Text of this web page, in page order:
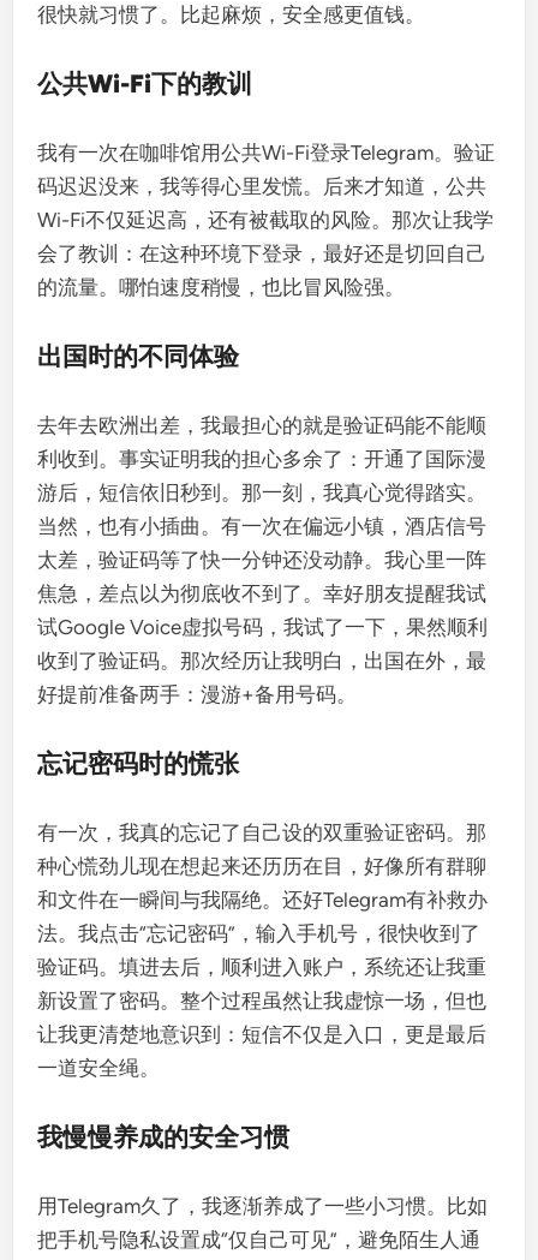
很快就习惯了。比起麻烦，安全感更值钱。
公共Wi-Fi下的教训
我有一次在咖啡馆用公共Wi-Fi登录Telegram。验证
码迟迟没来，我等得心里发慌。后来才知道，公共
Wi-Fi不仅延迟高，还有被截取的风险。那次让我学
会了教训：在这种环境下登录，最好还是切回自己
的流量。哪怕速度稍慢，也比冒风险强。
出国时的不同体验
去年去欧洲出差，我最担心的就是验证码能不能顺
利收到。事实证明我的担心多余了：开通了国际漫
游后，短信依旧秒到。那一刻，我真心觉得踏实。
当然，也有小插曲。有一次在偏远小镇，酒店信号
太差，验证码等了快一分钟还没动静。我心里一阵
焦急，差点以为彻底收不到了。幸好朋友提醒我试
试Google Voice虚拟号码，我试了一下，果然顺利
收到了验证码。那次经历让我明白，出国在外，最
好提前准备两手：漫游+备用号码。
忘记密码时的慌张
有一次，我真的忘记了自己设的双重验证密码。那
种心慌劲儿现在想起来还历历在目，好像所有群聊
和文件在一瞬间与我隔绝。还好Telegram有补救办
法。我点击“忘记密码”，输入手机号，很快收到了
验证码。填进去后，顺利进入账户，系统还让我重
新设置了密码。整个过程虽然让我虚惊一场，但也
让我更清楚地意识到：短信不仅是入口，更是最后
一道安全绳。
我慢慢养成的安全习惯
用Telegram久了，我逐渐养成了一些小习惯。比如
把手机号隐私设置成“仅自己可见”，避免陌生人通